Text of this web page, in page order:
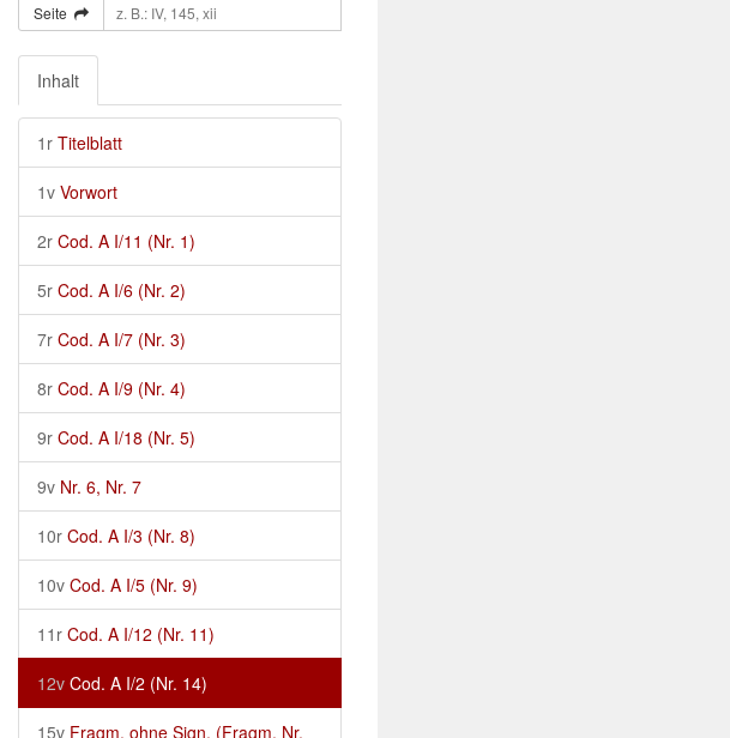
Seite
Inhalt
1r Titelblatt
1v Vorwort
2r Cod. A I/11 (Nr. 1)
5r Cod. A I/6 (Nr. 2)
7r Cod. A I/7 (Nr. 3)
8r Cod. A I/9 (Nr. 4)
9r Cod. A I/18 (Nr. 5)
9v Nr. 6, Nr. 7
10r Cod. A I/3 (Nr. 8)
10v Cod. A I/5 (Nr. 9)
11r Cod. A I/12 (Nr. 11)
12v Cod. A I/2 (Nr. 14)
15v Fragm. ohne Sign. (Fragm. Nr.